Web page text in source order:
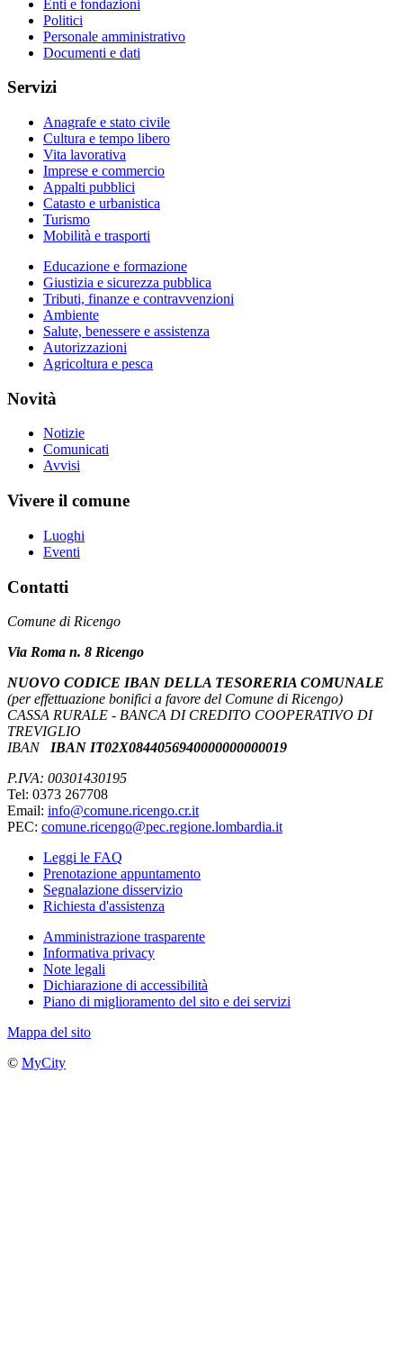
Enti e fondazioni
Politici
Personale amministrativo
Documenti e dati
Servizi
Anagrafe e stato civile
Cultura e tempo libero
Vita lavorativa
Imprese e commercio
Appalti pubblici
Catasto e urbanistica
Turismo
Mobilità e trasporti
Educazione e formazione
Giustizia e sicurezza pubblica
Tributi, finanze e contravvenzioni
Ambiente
Salute, benessere e assistenza
Autorizzazioni
Agricoltura e pesca
Novità
Notizie
Comunicati
Avvisi
Vivere il comune
Luoghi
Eventi
Contatti
Comune di Ricengo
Via Roma n. 8 Ricengo
NUOVO CODICE IBAN DELLA TESORERIA COMUNALE
(per effettuazione bonifici a favore del Comune di Ricengo)
CASSA RURALE - BANCA DI CREDITO COOPERATIVO DI
TREVIGLIO
IBAN
IBAN IT02X0844056940000000000019
P.IVA: 00301430195
Tel: 0373 267708
Email: info@comune.ricengo.cr.it
PEC: comune.ricengo@pec.regione.lombardia.it
Leggi le FAQ
Prenotazione appuntamento
Segnalazione disservizio
Richiesta d'assistenza
Amministrazione trasparente
Informativa privacy
Note legali
Dichiarazione di accessibilità
Piano di miglioramento del sito e dei servizi
Mappa del sito
© MyCity